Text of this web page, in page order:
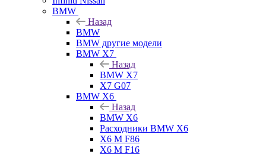
BMW
Назад
BMW
BMW другие модели
BMW X7
Назад
BMW X7
X7 G07
BMW X6
Назад
BMW X6
Расходники BMW X6
X6 M F86
X6 M F16